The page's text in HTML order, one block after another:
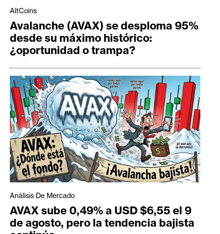
AltCoins
Avalanche (AVAX) se desploma 95%
desde su máximo histórico:
¿oportunidad o trampa?
Análisis De Mercado
AVAX sube 0,49% a USD $6,55 el 9
de agosto, pero la tendencia bajista